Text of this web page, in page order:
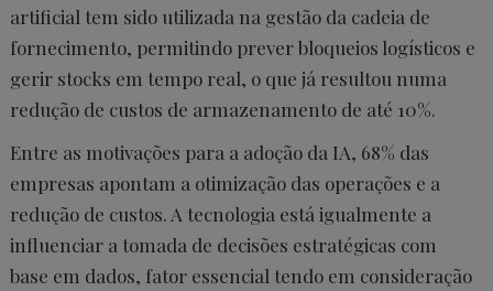
artificial tem sido utilizada na gestão da cadeia de
fornecimento, permitindo prever bloqueios logísticos e
gerir stocks em tempo real, o que já resultou numa
redução de custos de armazenamento de até 10%.
Entre as motivações para a adoção da IA, 68% das
empresas apontam a otimização das operações e a
redução de custos. A tecnologia está igualmente a
influenciar a tomada de decisões estratégicas com
base em dados, fator essencial tendo em consideração